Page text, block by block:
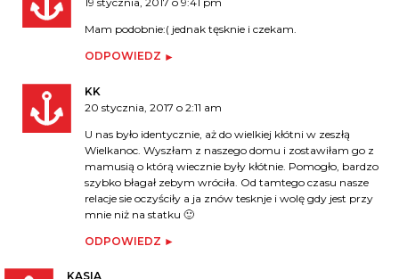
Mam podobnie:( jednak tęsknie i czekam.
ODPOWIEDZ
KK
20 stycznia, 2017 o 2:11 am
U nas było identycznie, aż do wielkiej kłótni w zeszłą
Wielkanoc. Wyszłam z naszego domu i zostawiłam go z
mamusią o którą wiecznie były kłótnie. Pomogło, bardzo
szybko błagał zebym wróciła. Od tamtego czasu nasze
relacje sie oczyściły a ja znów tesknje i wolę gdy jest przy
mnie niż na statku 🙂
ODPOWIEDZ
KASIA